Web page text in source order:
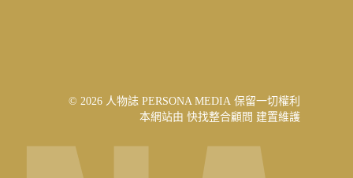
© 2026 人物誌 PERSONA MEDIA 保留一切權利
本網站由 快找整合顧問 建置維護